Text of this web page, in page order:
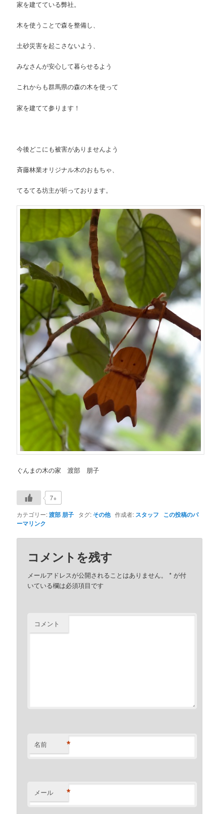
家を建てている弊社。
木を使うことで森を整備し、
土砂災害を起こさないよう、
みなさんが安心して暮らせるよう
これからも群馬県の森の木を使って
家を建てて参ります！
今後どこにも被害がありませんよう
斉藤林業オリジナル木のおもちゃ、
てるてる坊主が祈っております。
ぐんまの木の家渡部 朋子
7+
カテゴリー:渡部 朋子 タグ: その他作成者: スタッフ
この投稿のパ
ーマリンク
コメントを残す
メールアドレスが公開されることはありません。 * が付
いている欄は必須項目です
コメント
名前 *
メール *